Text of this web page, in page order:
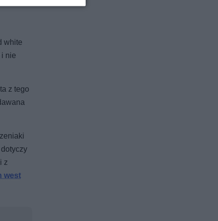
white
nie
z tego
z
west